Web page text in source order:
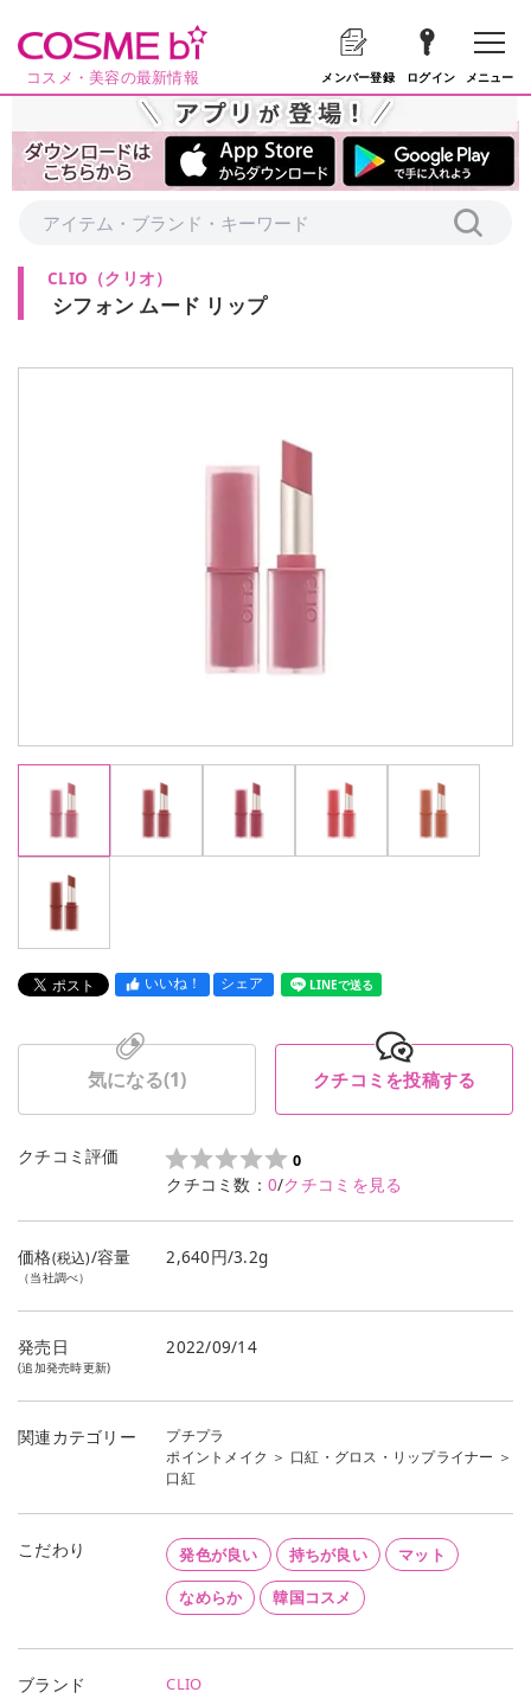
コスメ・美容の最新情報 メンバー登録 ログイン メニュー
CLIO （クリオ）
シフォン ムード リップ
いいね！ シェア LINEで送る
気になる(1) クチコミを投稿する
クチコミ評価 0
クチコミ数： 0/クチコミを見る
価格(税込)/容量
（当社調べ）
2,640円/3.2g
発売日
(追加発売時更新)
2022/09/14
関連カテゴリー
プチプラ
ポイントメイク ＞ 口紅・グロス・リップライナー ＞
口紅
こだわり 発色が良い 持ちが良い マット
なめらか 韓国コスメ
ブランド CLIO